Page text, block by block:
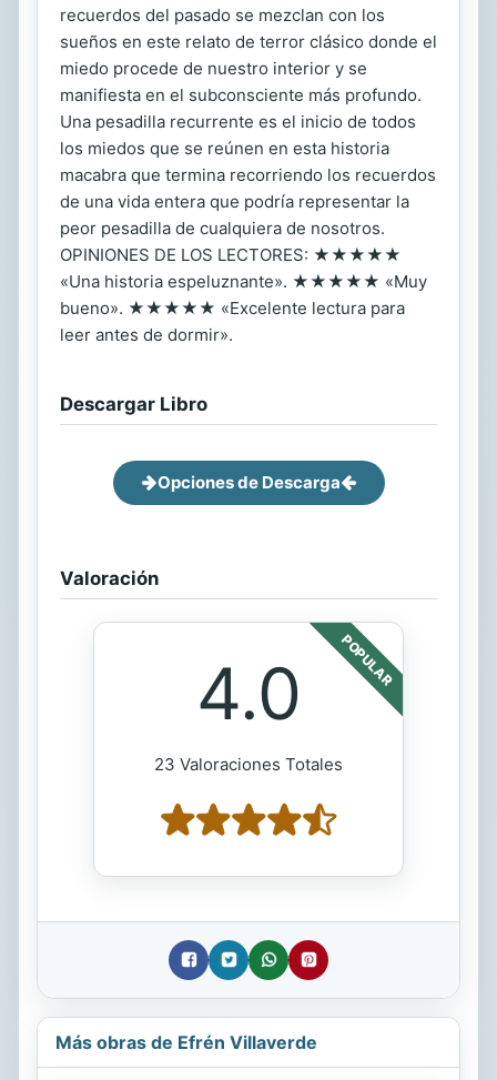
recuerdos del pasado se mezclan con los
sueños en este relato de terror clásico donde el
miedo procede de nuestro interior y se
manifiesta en el subconsciente más profundo.
Una pesadilla recurrente es el inicio de todos
los miedos que se reúnen en esta historia
macabra que termina recorriendo los recuerdos
de una vida entera que podría representar la
peor pesadilla de cualquiera de nosotros.
OPINIONES DE LOS LECTORES: ★★★★★
«Una historia espeluznante». ★★★★★ «Muy
bueno». ★★★★★ «Excelente lectura para
leer antes de dormir».
Descargar Libro
Opciones de Descarga
Valoración
POPULAR
4.0
23 Valoraciones Totales
Más obras de Efrén Villaverde